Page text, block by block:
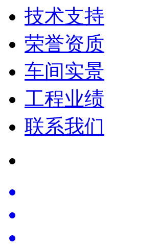
技术支持
荣誉资质
车间实景
工程业绩
联系我们